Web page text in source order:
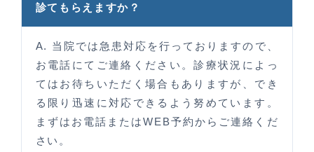
診てもらえますか？
A. 当院では急患対応を行っておりますので、
お電話にてご連絡ください。診療状況によっ
てはお待ちいただく場合もありますが、でき
る限り迅速に対応できるよう努めています。
まずはお電話またはWEB予約からご連絡くだ
さい。